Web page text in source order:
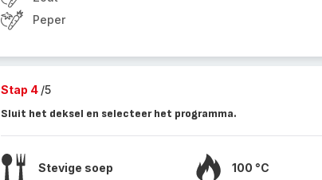
Peper
Stap 4 /5
Sluit het deksel en selecteer het programma.
Stevige soep 100 °C